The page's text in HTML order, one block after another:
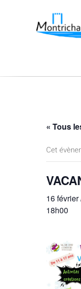
« Tous
Cet
16 février
18h00